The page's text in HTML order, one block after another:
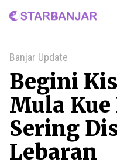
Home
Banjar Update
Begini
Mula
Sering
Lebaran